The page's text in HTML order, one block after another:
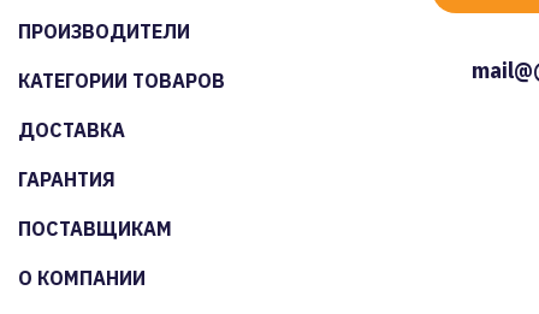
ПРОИЗВОДИТЕЛИ
КАТЕГОРИИ ТОВАРОВ
ДОСТАВКА
ГАРАНТИЯ
ПОСТАВЩИКАМ
О КОМПАНИИ